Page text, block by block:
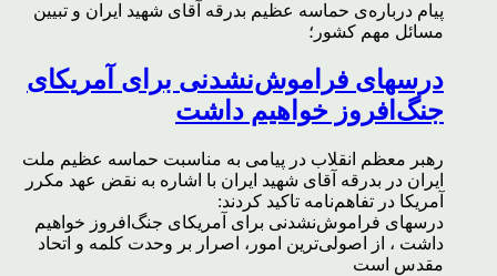
پیام درباره‌ی حماسه عظیم بدرقه آقای شهید ایران و تبیین
مسائل مهم کشور؛
درسهای فراموش‌نشدنی برای آمریکای
جنگ‌افروز خواهیم داشت
رهبر معظم انقلاب در پیامی به مناسبت حماسه عظیم ملت
ایران در بدرقه آقای شهید ایران با اشاره به نقض عهد مکرر
آمریکا در تفاهم‌نامه تاکید کردند:
درسهای فراموش‌نشدنی برای آمریکای جنگ‌افروز خواهیم
داشت ، از اصولی‌ترین امور، اصرار بر وحدت کلمه و اتحاد
مقدس است